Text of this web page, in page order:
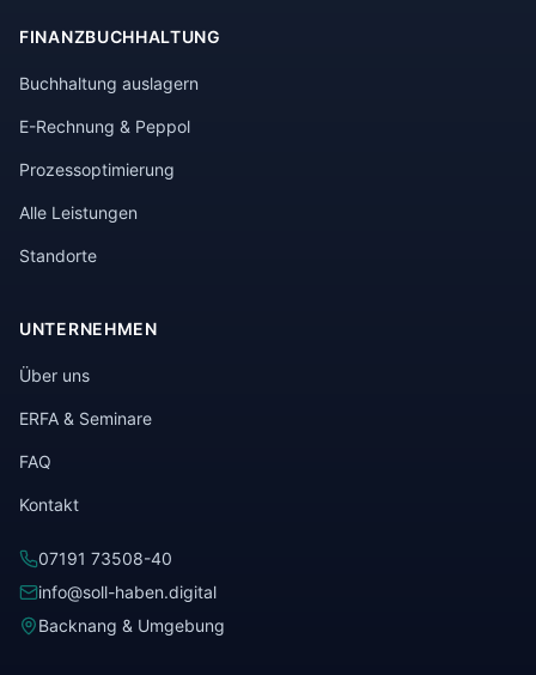
FINANZBUCHHALTUNG
Buchhaltung auslagern
E-Rechnung & Peppol
Prozessoptimierung
Alle Leistungen
Standorte
UNTERNEHMEN
Über uns
ERFA & Seminare
FAQ
Kontakt
07191 73508-40
info@soll-haben.digital
Backnang & Umgebung